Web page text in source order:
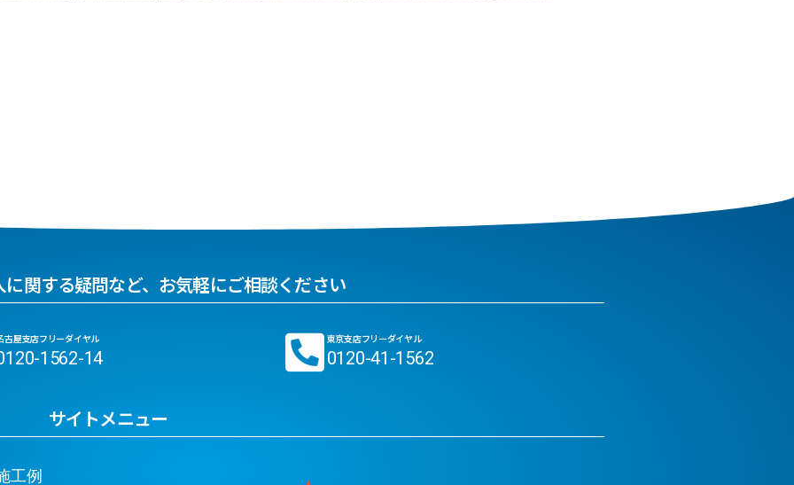
関する疑問など、お気軽にご相談ください
古屋支店フリーダイヤル
1562-14
東京支店フリーダイヤル
0120-41-1562
サイトメニュー
例